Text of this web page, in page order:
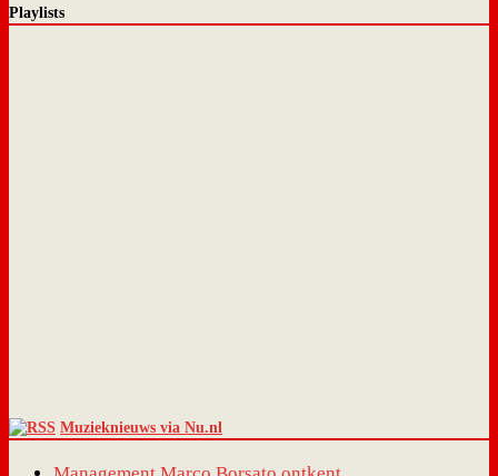
Playlists
Muzieknieuws via Nu.nl